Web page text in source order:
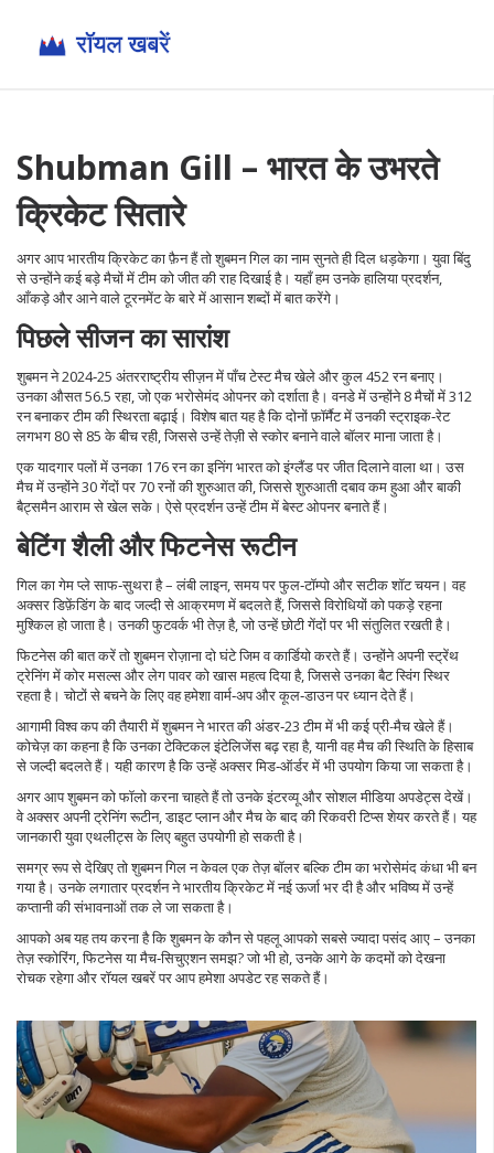
Shubman Gill – भारत के उभरते
क्रिकेट सितारे
अगर आप भारतीय क्रिकेट का फ़ैन हैं तो शुबमन गिल का नाम सुनते ही दिल धड़केगा। युवा बिंदु
से उन्होंने कई बड़े मैचों में टीम को जीत की राह दिखाई है। यहाँ हम उनके हालिया प्रदर्शन,
आँकड़े और आने वाले टूरनमेंट के बारे में आसान शब्दों में बात करेंगे।
पिछले सीजन का सारांश
शुबमन ने 2024‑25 अंतरराष्ट्रीय सीज़न में पाँच टेस्ट मैच खेले और कुल 452 रन बनाए।
उनका औसत 56.5 रहा, जो एक भरोसेमंद ओपनर को दर्शाता है। वनडे में उन्होंने 8 मैचों में 312
रन बनाकर टीम की स्थिरता बढ़ाई। विशेष बात यह है कि दोनों फ़ॉर्मैट में उनकी स्ट्राइक‑रेट
लगभग 80 से 85 के बीच रही, जिससे उन्हें तेज़ी से स्कोर बनाने वाले बॉलर माना जाता है।
एक यादगार पलों में उनका 176 रन का इनिंग भारत को इंग्लैंड पर जीत दिलाने वाला था। उस
मैच में उन्होंने 30 गेंदों पर 70 रनों की शुरुआत की, जिससे शुरुआती दबाव कम हुआ और बाकी
बैट्समैन आराम से खेल सके। ऐसे प्रदर्शन उन्हें टीम में बेस्ट ओपनर बनाते हैं।
बेटिंग शैली और फिटनेस रूटीन
गिल का गेम प्ले साफ‑सुथरा है – लंबी लाइन, समय पर फुल‑टॉम्पो और सटीक शॉट चयन। वह
अक्सर डिफ़ेंडिंग के बाद जल्दी से आक्रमण में बदलते हैं, जिससे विरोधियों को पकड़े रहना
मुश्किल हो जाता है। उनकी फुटवर्क भी तेज़ है, जो उन्हें छोटी गेंदों पर भी संतुलित रखती है।
फिटनेस की बात करें तो शुबमन रोज़ाना दो घंटे जिम व कार्डियो करते हैं। उन्होंने अपनी स्ट्रेंथ
ट्रेनिंग में कोर मसल्स और लेग पावर को खास महत्व दिया है, जिससे उनका बैट स्विंग स्थिर
रहता है। चोटों से बचने के लिए वह हमेशा वार्म‑अप और कूल‑डाउन पर ध्यान देते हैं।
आगामी विश्व कप की तैयारी में शुबमन ने भारत की अंडर‑23 टीम में भी कई प्री-मैच खेले हैं।
कोचेज़ का कहना है कि उनका टेक्टिकल इंटेलिजेंस बढ़ रहा है, यानी वह मैच की स्थिति के हिसाब
से जल्दी बदलते हैं। यही कारण है कि उन्हें अक्सर मिड‑ऑर्डर में भी उपयोग किया जा सकता है।
अगर आप शुबमन को फॉलो करना चाहते हैं तो उनके इंटरव्यू और सोशल मीडिया अपडेट्स देखें।
वे अक्सर अपनी ट्रेनिंग रूटीन, डाइट प्लान और मैच के बाद की रिकवरी टिप्स शेयर करते हैं। यह
जानकारी युवा एथलीट्स के लिए बहुत उपयोगी हो सकती है।
समग्र रूप से देखिए तो शुबमन गिल न केवल एक तेज़ बॉलर बल्कि टीम का भरोसेमंद कंधा भी बन
गया है। उनके लगातार प्रदर्शन ने भारतीय क्रिकेट में नई ऊर्जा भर दी है और भविष्य में उन्हें
कप्तानी की संभावनाओं तक ले जा सकता है।
आपको अब यह तय करना है कि शुबमन के कौन से पहलू आपको सबसे ज्यादा पसंद आए – उनका
तेज़ स्कोरिंग, फिटनेस या मैच‑सिचुएशन समझ? जो भी हो, उनके आगे के कदमों को देखना
रोचक रहेगा और रॉयल खबरें पर आप हमेशा अपडेट रह सकते हैं।